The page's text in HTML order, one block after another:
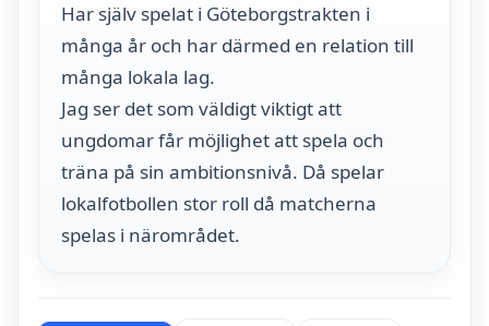
Har själv spelat i Göteborgstrakten i
många år och har därmed en relation till
många lokala lag.
Jag ser det som väldigt viktigt att
ungdomar får möjlighet att spela och
träna på sin ambitionsnivå. Då spelar
lokalfotbollen stor roll då matcherna
spelas i närområdet.